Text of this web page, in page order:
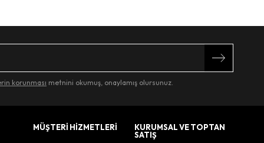
korunması metnini okumuş, onaylamış olursunuz.
MÜŞTERİ HİZMETLERİ
KURUMSAL VE TOPTAN
SATIŞ